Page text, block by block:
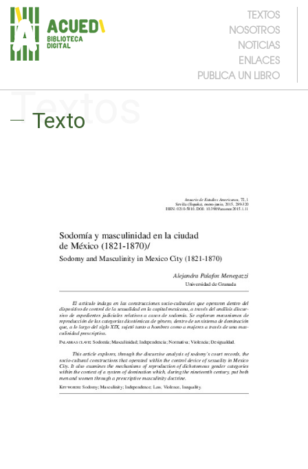
TEXTOS
NOSOTROS
NOTICIAS
ENLACES
PUBLICA UN LIBRO
Textos
Texto